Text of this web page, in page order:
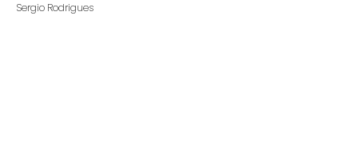
Sergio Rodrigues